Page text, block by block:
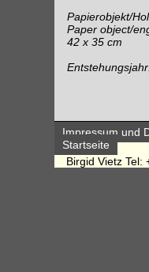
Papierobjekt/
Paper object/
42 x 35 cm
Impressum und
Startseite
Birgid Vietz Tel: